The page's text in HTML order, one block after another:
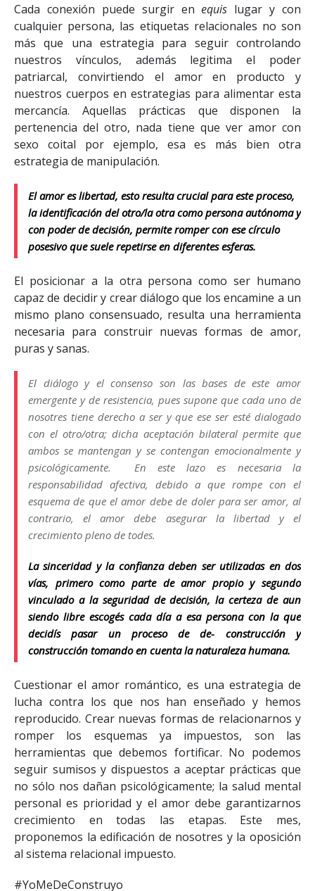
Cada conexión puede surgir en equis lugar y con
cualquier persona, las etiquetas relacionales no son
más que una estrategia para seguir controlando
nuestros vínculos, además legitima el poder
patriarcal, convirtiendo el amor en producto y
nuestros cuerpos en estrategias para alimentar esta
mercancía. Aquellas prácticas que disponen la
pertenencia del otro, nada tiene que ver amor con
sexo coital por ejemplo, esa es más bien otra
estrategia de manipulación.
El amor es libertad, esto resulta crucial para este proceso,
la identificación del otro/la otra como persona autónoma y
con poder de decisión, permite romper con ese círculo
posesivo que suele repetirse en diferentes esferas.
El posicionar a la otra persona como ser humano
capaz de decidir y crear diálogo que los encamine a un
mismo plano consensuado, resulta una herramienta
necesaria para construir nuevas formas de amor,
puras y sanas.
El diálogo y el consenso son las bases de este amor
emergente y de resistencia, pues supone que cada uno de
nosotres tiene derecho a sery que eseseresté dialogado
con el otro/otra; dicha aceptación bilateral permite que
ambos se mantengan y se contengan emocionalmente y
psicológicamente. En este lazo es necesaria la
responsabilidad afectiva, debido a que rompe con el
esquema de que el amor debe de doler para ser amor, al
contrario, el amor debe asegurar la libertad y el
crecimiento pleno de todes.
La sinceridad y la confianza deben ser utilizadas en dos
vías, primero como parte de amor propio y segundo
vinculado a la seguridad de decisión, la certeza de aun
siendo libre escogés cada día a esa persona con la que
decidís pasar un proceso dede- construccióny
construcción tomando en cuenta la naturaleza humana.
Cuestionar el amor romántico, es una estrategia de
lucha contra los que nos han enseñado y hemos
reproducido. Crear nuevas formas de relacionarnos y
romper los esquemas ya impuestos, son las
herramientas que debemos fortificar. No podemos
seguir sumisos y dispuestos a aceptar prácticas que
no sólo nos dañan psicológicamente; la salud mental
personal es prioridad y el amor debe garantizarnos
crecimiento en todas las etapas. Este mes,
proponemos la edificación de nosotres y la oposición
al sistema relacional impuesto.
#YoMeDeConstruyo